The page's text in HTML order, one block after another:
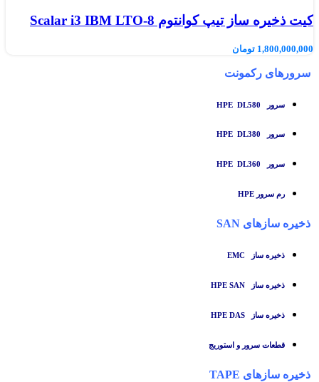
کیت ذخیره ساز تیپ کوانتوم Scalar i3 IBM LTO-8
1,800,000,000 تومان
سرورهای رکمونت
سرور HPE DL580
سرور HPE DL380
سرور HPE DL360
رم سرور HPE
ذخیره سازهای SAN
ذخیره ساز
ذخیره ساز HPE SAN
ذخیره ساز HPE DAS
قطعات سرور و استوریج
ذخیره سازهای TAPE